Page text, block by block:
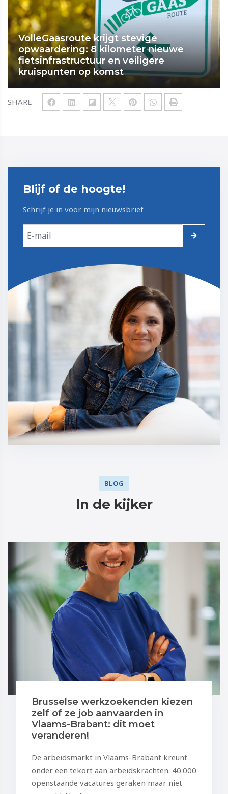
SHARE
VolleGaasroute krijgt stevige
opwaardering: 8 kilometer nieuwe
fietsinfrastructuur en veiligere
kruispunten op komst
Blijf of de hoogte!
Schrijf je in voor mijn nieuwsbrief
BLOG
In de kijker
Brusselse werkzoekenden kiezen
zelf of ze job aanvaarden in
Vlaams-Brabant: dit moet
veranderen!
De arbeidsmarkt in Vlaams-Brabant kreunt
onder een tekort aan arbeidskrachten. 40.000
openstaande vacatures geraken maar niet